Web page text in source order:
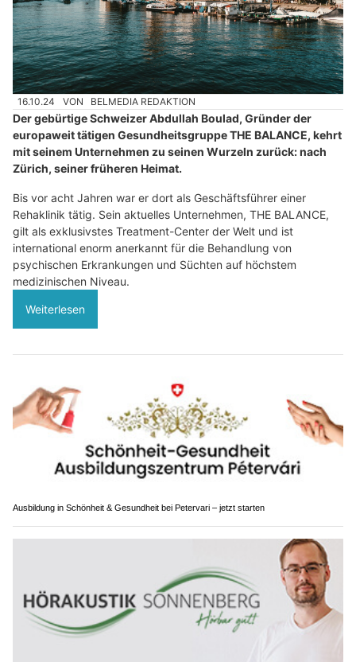
16.10.24 VON BELMEDIA REDAKTION
Der gebürtige Schweizer Abdullah Boulad, Gründer der
europaweit tätigen Gesundheitsgruppe THE BALANCE, kehrt
mit seinem Unternehmen zu seinen Wurzeln zurück: nach
Zürich, seiner früheren Heimat.
Bis vor acht Jahren war er dort als Geschäftsführer einer
Rehaklinik tätig. Sein aktuelles Unternehmen, THE BALANCE,
gilt als exklusivstes Treatment-Center der Welt und ist
international enorm anerkannt für die Behandlung von
psychischen Erkrankungen und Süchten auf höchstem
medizinischen Niveau.
Weiterlesen
Ausbildung in Schönheit & Gesundheit bei Petervari – jetzt starten